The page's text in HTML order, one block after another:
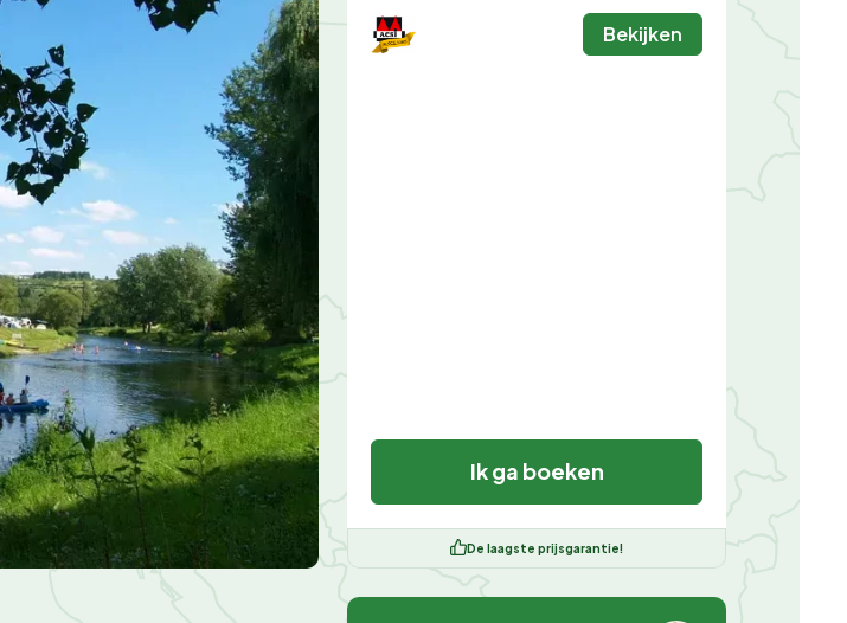
Bekijken
Ik ga boeken
De laagste prijsgarantie!